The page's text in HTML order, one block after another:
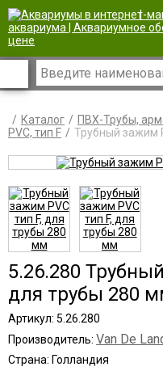
|
Каталог ПВХ-Трубы,
PVC, тип F
Трубный зажим
5.26.280
для трубы 280
Артикул: 5.26.280
Производитель: Van De
Страна: Голландия